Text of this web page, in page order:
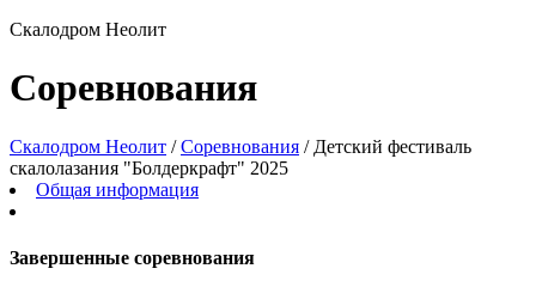
Скалодром Неолит
Соревнования
Скалодром Неолит /Соревнования / Детский фестиваль
скалолазания "Болдеркрафт" 2025
Общая информация
Завершенные соревнования